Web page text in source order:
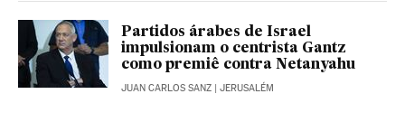
Partidos árabes de Israel
impulsionam o centrista Gantz
como premiê contra Netanyahu
JUAN CARLOS SANZ | JERUSALÉM